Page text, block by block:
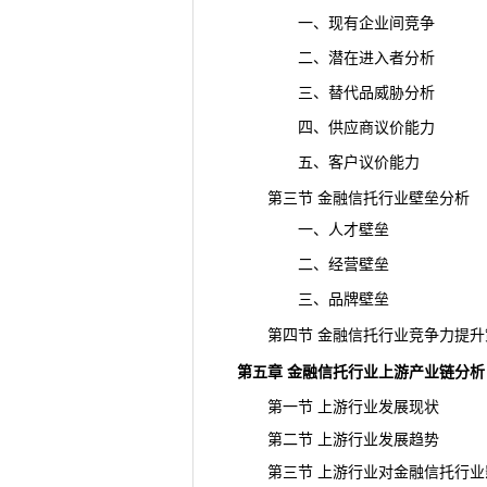
一、现有企业间竞争
二、潜在进入者分析
三、替代品威胁分析
四、供应商议价能力
五、客户议价能力
第三节 金融信托行业壁垒分析
一、人才壁垒
二、经营壁垒
三、品牌壁垒
第四节 金融信托行业竞争力提升
第五章 金融信托行业上游产业链分析
第一节 上游行业发展现状
第二节 上游行业发展趋势
第三节 上游行业对金融信托行业